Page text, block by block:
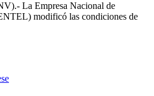
La Empresa Nacional de
modificó las condiciones de